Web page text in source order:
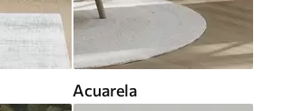
Acuarela